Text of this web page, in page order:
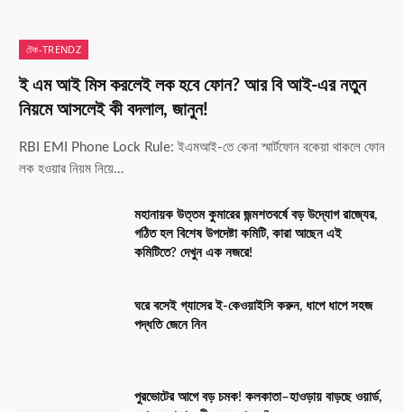
টেক-TRENDZ
ই এম আই মিস করলেই লক হবে ফোন? আর বি আই-এর নতুন
নিয়মে আসলেই কী বদলাল, জানুন!
RBI EMI Phone Lock Rule: ইএমআই-তে কেনা স্মার্টফোন বকেয়া থাকলে ফোন
লক হওয়ার নিয়ম নিয়ে…
মহানায়ক উত্তম কুমারের জন্মশতবর্ষে বড় উদ্যোগ রাজ্যের,
গঠিত হল বিশেষ উপদেষ্টা কমিটি, কারা আছেন এই
কমিটিতে? দেখুন এক নজরে!
ঘরে বসেই গ্যাসের ই-কেওয়াইসি করুন, ধাপে ধাপে সহজ
পদ্ধতি জেনে নিন
পুরভোটের আগে বড় চমক! কলকাতা–হাওড়ায় বাড়ছে ওয়ার্ড,